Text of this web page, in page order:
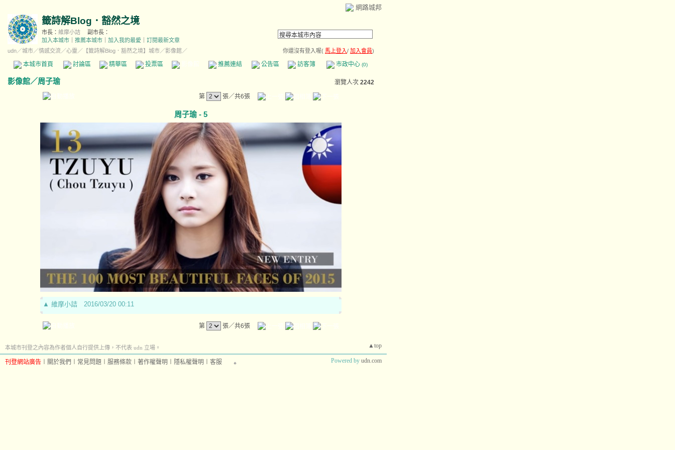
網路城邦
籤詩解Blog．豁然之境
市長： 維摩小詰
副市長：
加入本城市
推薦本城市 加入我的最愛
訂閱最新文章
udn／城市／情感交流／心靈 ／ 【籤詩解Blog．豁然之境】城市／影像館／ 你還沒有登入喔( 馬上登入/ 加入會員)
本城市首頁 討論區 精華區 投票區 影像館 推薦連結 公告區 訪客簿 市政中心 (0)
影像館／周子瑜 瀏覽人次 2242
第
張／共6張
周子瑜 - 5
▲ 維摩小詰 2016/03/20 00:11
第 張／共6張
▲top
本城市刊登之內容為作者個人自行提供上傳，不代表 udn 立場。
刊登網站廣告 關於我們 常見問題 服務條款 著作權聲明 隱私權聲明 客服 Powered by udn.com